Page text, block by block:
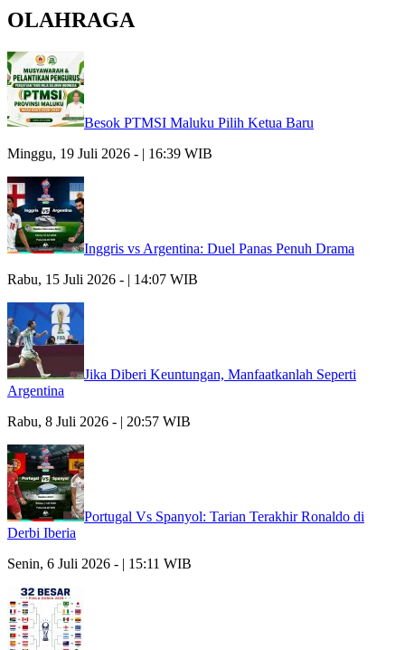
OLAHRAGA
Besok PTMSI Maluku Pilih Ketua Baru
Minggu, 19 Juli 2026 - | 16:39 WIB
Inggris vs Argentina: Duel Panas Penuh Drama
Rabu, 15 Juli 2026 - | 14:07 WIB
Jika Diberi Keuntungan, Manfaatkanlah Seperti
Argentina
Rabu, 8 Juli 2026 - | 20:57 WIB
Portugal Vs Spanyol: Tarian Terakhir Ronaldo di
Derbi Iberia
Senin, 6 Juli 2026 - | 15:11 WIB